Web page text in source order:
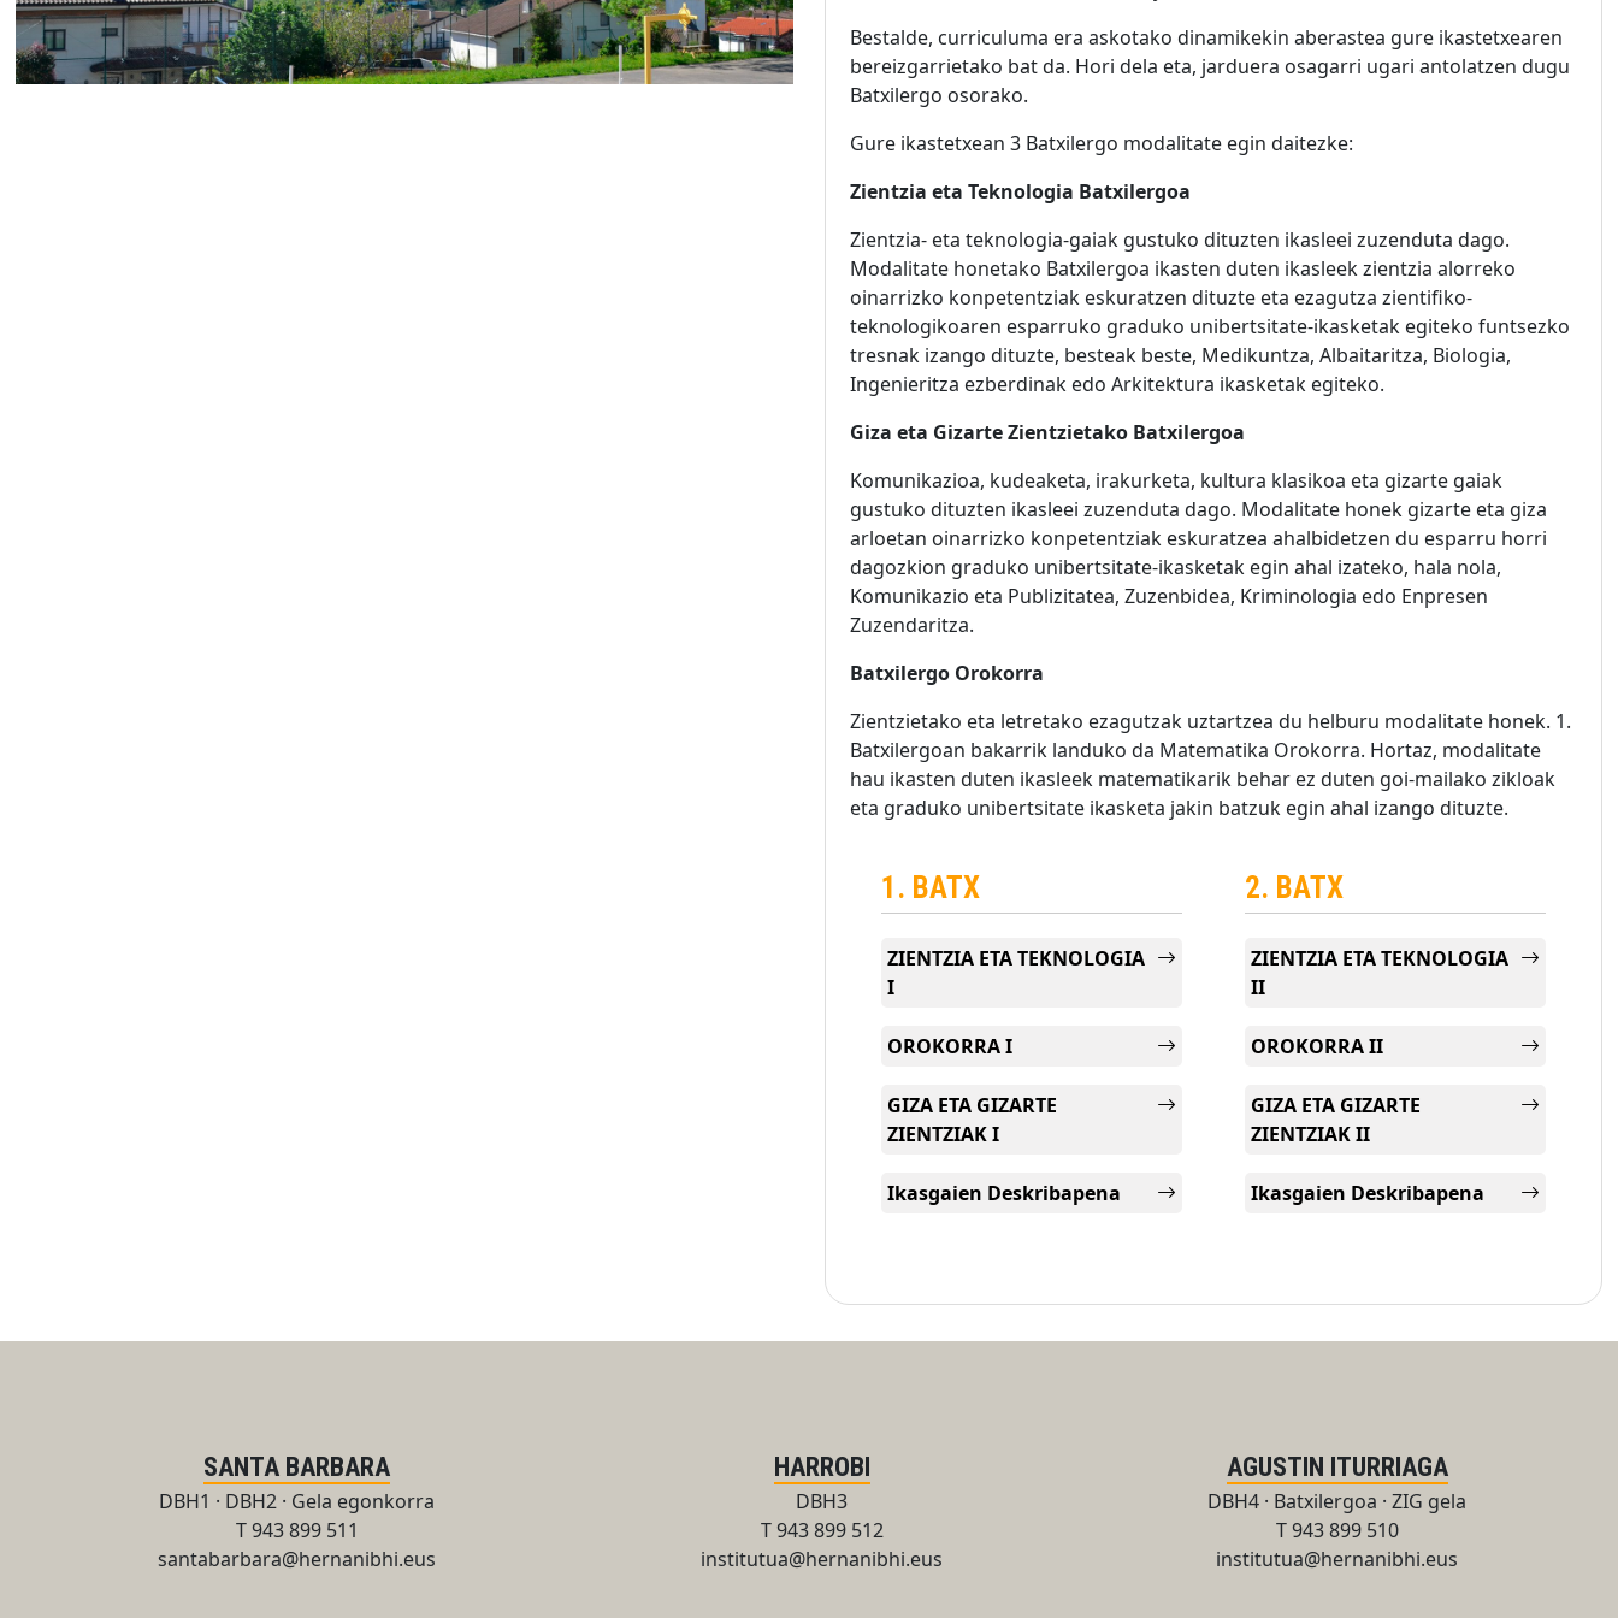
Bestalde, curriculuma era askotako dinamikekin aberastea gure ikastetxearen
bereizgarrietako bat da. Hori dela eta, jarduera osagarri ugari antolatzen dugu
Batxilergo osorako.
Gure ikastetxean 3 Batxilergo modalitate egin daitezke:
Zientzia eta Teknologia Batxilergoa
Zientzia- eta teknologia-gaiak gustuko dituzten ikasleei zuzenduta dago.
Modalitate honetako Batxilergoa ikasten duten ikasleek zientzia alorreko
oinarrizko konpetentziak eskuratzen dituzte eta ezagutza zientifiko-
teknologikoaren esparruko graduko unibertsitate-ikasketak egiteko funtsezko
tresnak izango dituzte, besteak beste, Medikuntza, Albaitaritza, Biologia,
Ingenieritza ezberdinak edo Arkitektura ikasketak egiteko.
Giza eta Gizarte Zientzietako Batxilergoa
Komunikazioa, kudeaketa, irakurketa, kultura klasikoa eta gizarte gaiak
gustuko dituzten ikasleei zuzenduta dago. Modalitate honek gizarte eta giza
arloetan oinarrizko konpetentziak eskuratzea ahalbidetzen du esparru horri
dagozkion graduko unibertsitate-ikasketak egin ahal izateko, hala nola,
Komunikazio eta Publizitatea, Zuzenbidea, Kriminologia edo Enpresen
Zuzendaritza.
Batxilergo Orokorra
Zientzietako eta letretako ezagutzak uztartzea du helburu modalitate honek. 1.
Batxilergoan bakarrik landuko da Matematika Orokorra. Hortaz, modalitate
hau ikasten duten ikasleek matematikarik behar ez duten goi-mailako zikloak
eta graduko unibertsitate ikasketa jakin batzuk egin ahal izango dituzte.
1. BATX
ZIENTZIA ETA TEKNOLOGIA
I
OROKORRA I
GIZA ETA GIZARTE
ZIENTZIAK I
Ikasgaien Deskribapena
2. BATX
ZIENTZIA ETA TEKNOLOGIA
II
OROKORRA II
GIZA ETA GIZARTE
ZIENTZIAK II
Ikasgaien Deskribapena
SANTA BARBARA
DBH1 · DBH2 · Gela egonkorra
T 943 899 511
santabarbara@hernanibhi.eus
HARROBI
DBH3
T 943 899 512
institutua@hernanibhi.eus
AGUSTIN ITURRIAGA
DBH4 · Batxilergoa · ZIG gela
T 943 899 510
institutua@hernanibhi.eus